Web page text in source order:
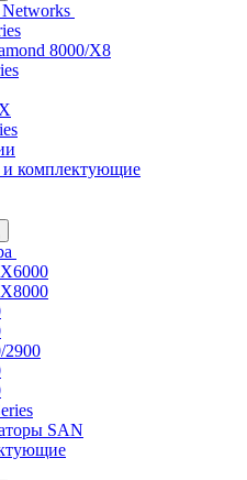
8000/X8
комплектующие
2900
SAN